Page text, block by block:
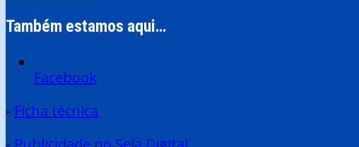
Também estamos aqui…
Facebook
- Ficha técnica